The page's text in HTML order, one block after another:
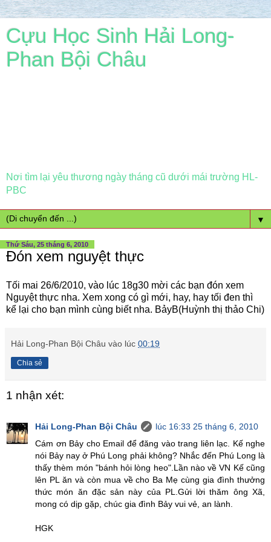
Cựu Học Sinh Hải Long-
Phan Bội Châu
Nơi tìm lại yêu thương ngày tháng cũ dưới mái trường HL-
PBC
▼
Thứ Sáu, 25 tháng 6, 2010
Đón xem nguyệt thực
Tối mai 26/6/2010, vào lúc 18g30 mời các bạn đón xem
Nguyệt thực nha. Xem xong có gì mới, hay, hay tối đen thì
kể lại cho bạn mình cùng biết nha. BảyB(Huỳnh thị thảo Chi)
Hải Long-Phan Bội Châu vào lúc 00:19
Chia sẻ
1 nhận xét:
Hải Long-Phan Bội Châu
lúc 16:33 25 tháng 6, 2010
Cám ơn Bảy cho Email để đăng vào trang liên lạc. Kế nghe
nói Bảy nay ở Phú Long phải không? Nhắc đến Phú Long là
thấy thèm món "bánh hỏi lòng heo".Lần nào về VN Kế cũng
lên PL ăn và còn mua về cho Ba Mẹ cùng gia đình thưởng
thức món ăn đặc sản này của PL.Gửi lời thăm ông Xã,
mong có dịp gặp, chúc gia đình Bảy vui vẻ, an lành.
HGK